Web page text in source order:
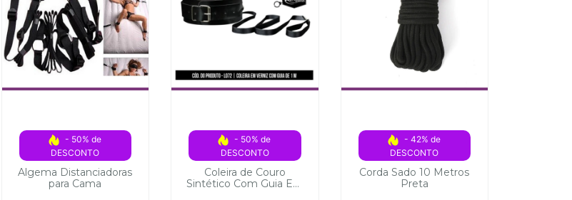
- 50% de
DESCONTO
Algema Distanciadoras
para Cama
- 50% de
DESCONTO
Coleira de Couro
Sintético Com Guia Em
- 42% de
DESCONTO
Corda Sado 10 Metros
Preta